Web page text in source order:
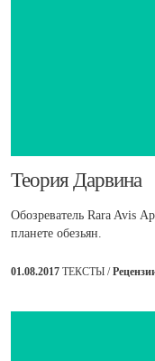
​Теория Дарвина
Обозреватель Rara Avis
планете обезьян.
01.08.2017 ТЕКСТЫ /